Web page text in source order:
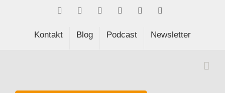
FacebookLinkedIn Spotify
Kontakt Blog Podcast Newsletter